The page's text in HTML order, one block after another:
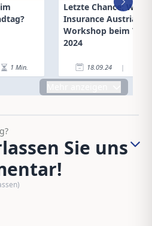
1 Min.
Letzte Chance:
Insurance Austria
Workshop beim
2024
18.09.24 |
Sie uns